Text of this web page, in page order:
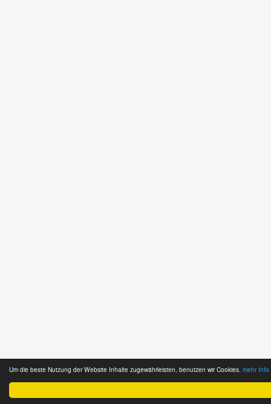
Um die beste Nutzung der Website Inhalte zugewährleisten, benutzen wir Cookies. mehr Info